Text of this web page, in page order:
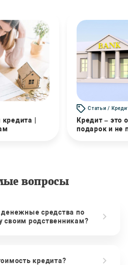
|
Статьи /
Кредит – это
подарок и не
вопросы
средства по
своим родственникам?
кредита?